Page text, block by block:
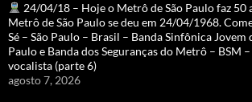
24/04/18 – Hoje o Metrô de São Paulo faz 50
Metrô de São Paulo se deu em 24/04/1968.
Sé – São Paulo – Brasil – Banda Sinfônica Jovem
Paulo e Banda dos Seguranças do Metrô – BSM
vocalista (parte 6)
agosto 7, 2026